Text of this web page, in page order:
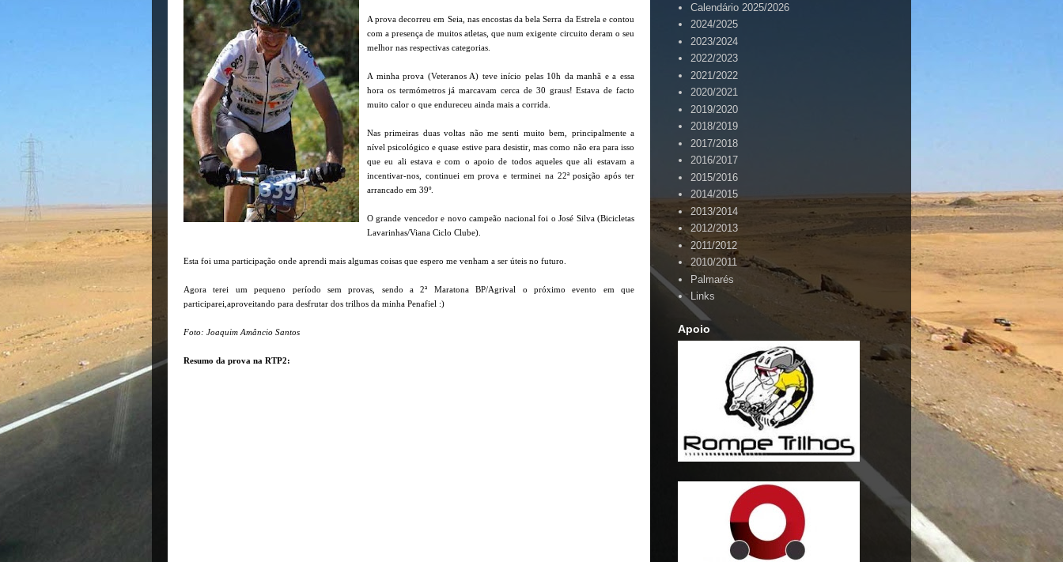
A prova decorreu em Seia, nas encostas da bela Serra da Estrela e contou
com a presença de muitos atletas, que num exigente circuito deram o seu
melhor nas respectivas categorias.
A minha prova (Veteranos A) teve início pelas 10h da manhã e a essa
hora os termómetros já marcavam cerca de 30 graus! Estava de facto
muito calor o que endureceu ainda mais a corrida.
Nas primeiras duas voltas não me senti muito bem, principalmente a
nível psicológico e quase estive para desistir, mas como não era para isso
que eu ali estava e com o apoio de todos aqueles que ali estavam a
incentivar-nos, continuei em prova e terminei na 22ª posição após ter
arrancado em 39º.
O grande vencedor e novo campeão nacional foi o José Silva (Bicicletas
Lavarinhas/Viana Ciclo Clube).
Esta foi uma participação onde aprendi mais algumas coisas que espero me venham a ser úteis no futuro.
Agora terei um pequeno período sem provas, sendo a 2ª Maratona BP/Agrival o próximo evento em que
participarei,aproveitando para desfrutar dos trilhos da minha Penafiel :)
Foto: Joaquim Amâncio Santos
Resumo da prova na RTP2:
Calendário 2025/2026
2024/2025
2023/2024
2022/2023
2021/2022
2020/2021
2019/2020
2018/2019
2017/2018
2016/2017
2015/2016
2014/2015
2013/2014
2012/2013
2011/2012
2010/2011
Palmarés
Links
Apoio